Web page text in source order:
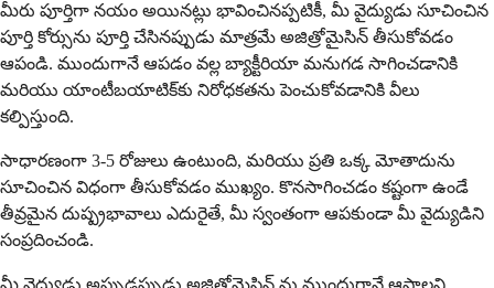
మీరు పూర్తిగా నయం అయినట్లు భావించినప్పటికీ, మీ వైద్యుడు సూచించిన
పూర్తి కోర్సును పూర్తి చేసినప్పుడు మాత్రమే అజిత్రోమైసిన్ తీసుకోవడం
ఆపండి. ముందుగానే ఆపడం వల్ల బ్యాక్టీరియా మనుగడ సాగించడానికి
మరియు యాంటీబయాటిక్‌కు నిరోధకతను పెంచుకోవడానికి వీలు
కల్పిస్తుంది.
సాధారణంగా 3-5 రోజులు ఉంటుంది, మరియు ప్రతి ఒక్క మోతాదును
సూచించిన విధంగా తీసుకోవడం ముఖ్యం. కొనసాగించడం కష్టంగా ఉండే
తీవ్రమైన దుష్ప్రభావాలు ఎదురైతే, మీ స్వంతంగా ఆపకుండా మీ వైద్యుడిని
సంప్రదించండి.
మీ వైద్యుడు అప్పుడప్పుడు అజిత్రోమైసిన్ ను ముందుగానే ఆపాలని